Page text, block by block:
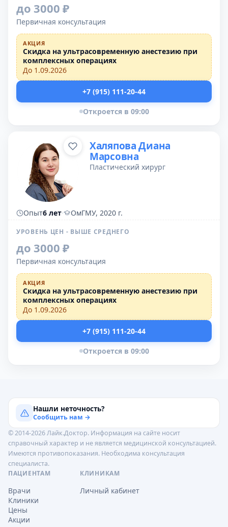
до 3000 ₽
Первичная консультация
АКЦИЯ
Скидка на ультрасовременную анестезию при
комплексных операциях
До 1.09.2026
+7 (915) 111-20-44
Откроется в 09:00
Халяпова Диана
Марсовна
Пластический хирург
Опыт6 лет· ОмГМУ, 2020 г.
УРОВЕНЬ ЦЕН - ВЫШЕ СРЕДНЕГО
до 3000 ₽
Первичная консультация
АКЦИЯ
Скидка на ультрасовременную анестезию при
комплексных операциях
До 1.09.2026
+7 (915) 111-20-44
Откроется в 09:00
Нашли неточность?
Сообщить нам →
© 2014-2026 Лайк.Доктор. Информация на сайте носит
справочный характер и не является медицинской консультацией.
Имеются противопоказания. Необходима консультация
специалиста.
ПАЦИЕНТАМ
Врачи
Клиники
Цены
Акции
КЛИНИКАМ
Личный кабинет